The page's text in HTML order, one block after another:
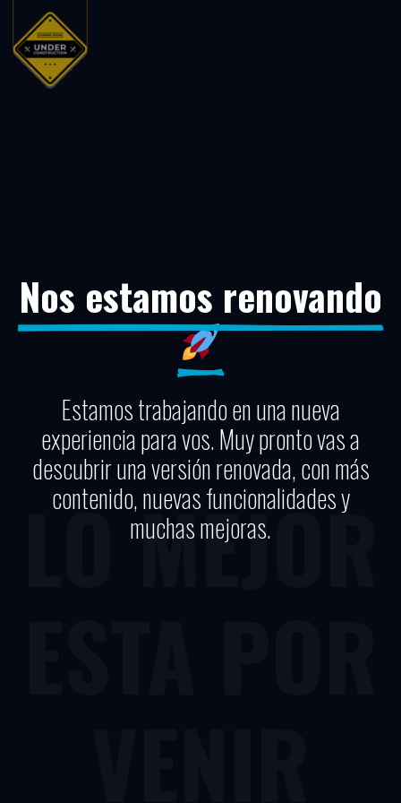
Nos estamos renovando
Estamos trabajando en una nueva
experiencia para vos. Muy pronto vas a
descubrir una versión renovada, con más
contenido, nuevas funcionalidades y
muchas mejoras.
LO MEJOR